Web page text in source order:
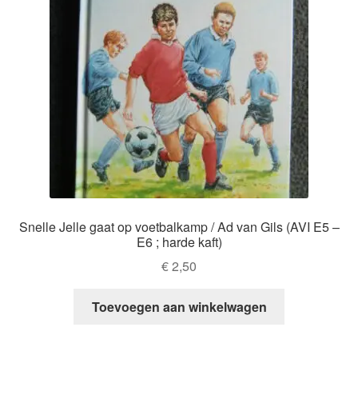
Snelle Jelle gaat op voetbalkamp / Ad van Gils (AVI E5 –
E6 ; harde kaft)
€2,50
Toevoegen aan winkelwagen